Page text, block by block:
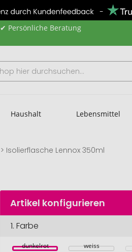
✔ Persönliche Beratung
Haushalt Lebensmittel
Isolierflasche Lennox 350ml
Artikel konfigurieren
1.Farbe
dunkelrot weiss